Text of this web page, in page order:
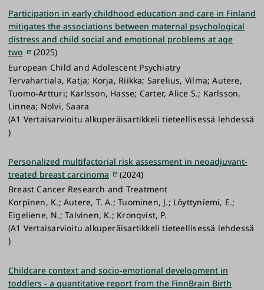
Participation in early childhood education and care in Finland
mitigates the associations between maternal psychological
distress and child social and emotional problems at age
two
(2025)
European Child and Adolescent Psychiatry
Tervahartiala, Katja; Korja, Riikka; Sarelius, Vilma; Autere,
Tuomo-Artturi; Karlsson, Hasse; Carter, Alice S.; Karlsson,
Linnea; Nolvi, Saara
(A1 Vertaisarvioitu alkuperäisartikkeli tieteellisessä lehdessä
)
Personalized multifactorial risk assessment in neoadjuvant-
treated breast carcinoma
(2024)
Breast Cancer Research and Treatment
Korpinen, K.; Autere, T. A.; Tuominen, J.; Löyttyniemi, E.;
Eigeliene, N.; Talvinen, K.; Kronqvist, P.
(A1 Vertaisarvioitu alkuperäisartikkeli tieteellisessä lehdessä
)
Childcare context and socio-emotional development in
toddlers - a quantitative report from the FinnBrain Birth